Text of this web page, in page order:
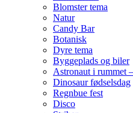
Blomster tema
Natur
Candy Bar
Botanisk
Dyre tema
Byggeplads og biler
Astronaut i rummet
Dinosaur fødselsdag
Regnbue fest
Disco